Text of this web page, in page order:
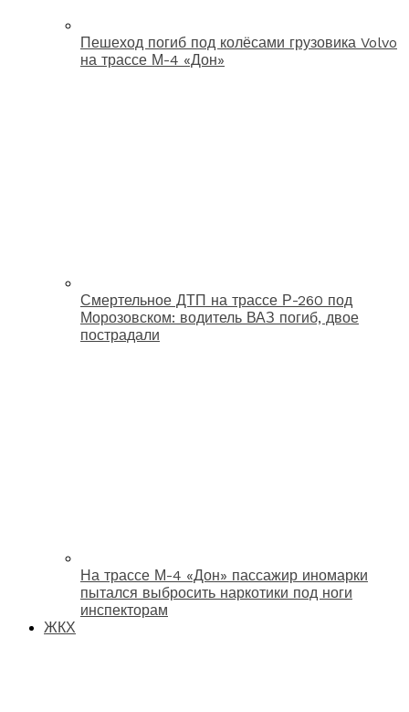
Пешеход погиб под колёсами грузовика Volvo
на трассе М-4 «Дон»
Смертельное ДТП на трассе Р-260 под
Морозовском: водитель ВАЗ погиб, двое
пострадали
На трассе М-4 «Дон» пассажир иномарки
пытался выбросить наркотики под ноги
инспекторам
ЖКХ